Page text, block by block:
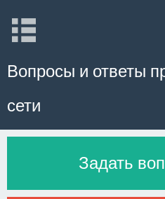
Вопросы и ответы
сети
Задать